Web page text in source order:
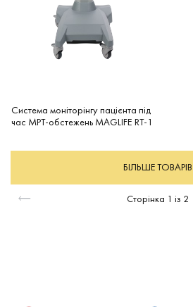
Система моніторінгу пацієнта під
час МРТ-обстежень MAGLIFE RT-1
БІЛЬШЕ ТОВАРІВ
Сторінка 1 із 2